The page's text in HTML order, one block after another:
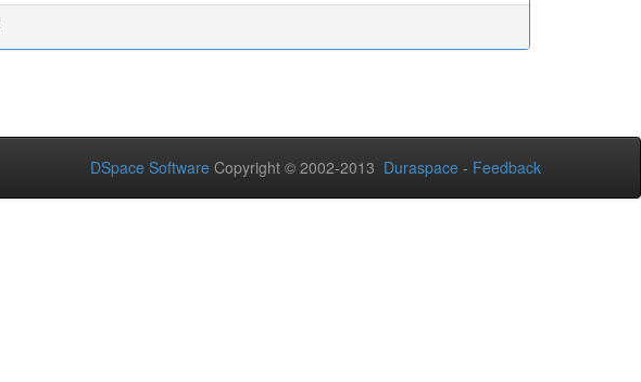
DSpace Software Copyright © 2002-2013 Duraspace - Feedback